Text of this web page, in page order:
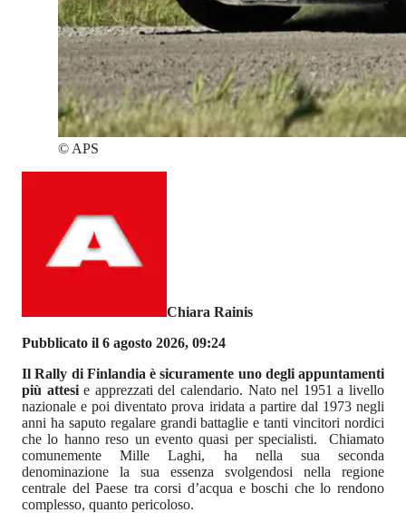
© APS
Chiara Rainis
Pubblicato il 6 agosto 2026, 09:24
Il Rally di Finlandia è sicuramente uno degli appuntamenti
più attesie apprezzati del calendario. Nato nel 1951 a livello
nazionale e poi diventato prova iridata a partire dal 1973 negli
anni ha saputo regalare grandi battaglie e tanti vincitori nordici
che lo hanno reso un evento quasi per specialisti. Chiamato
comunemente Mille Laghi, ha nella sua seconda
denominazione la sua essenza svolgendosi nella regione
centrale del Paese tra corsi d’acqua e boschi che lo rendono
complesso, quanto pericoloso.